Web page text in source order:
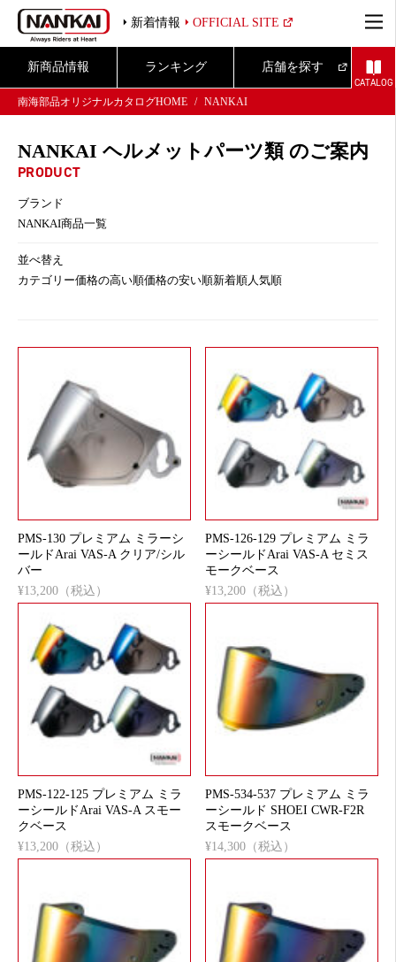
新着情報 OFFICIAL SITE
新商品情報 ランキング 店舗を探す
CATALOG
南海部品オリジナルカタログHOME
NANKAI
NANKAI ヘルメットパーツ類 のご案内
PRODUCT
ブランド
NANKAI商品一覧
並べ替え
カテゴリー価格の高い順価格の安い順新着順人気順
PMS-130 プレミアム ミラーシ
ールドArai VAS-A クリア/シル
バー
¥13,200（税込）
PMS-126-129 プレミアム ミラ
ーシールドArai VAS-A セミス
モークベース
¥13,200（税込）
PMS-122-125 プレミアム ミラ
ーシールドArai VAS-A スモー
クベース
¥13,200（税込）
PMS-534-537 プレミアム ミラ
ーシールド SHOEI CWR-F2R
スモークベース
¥14,300（税込）